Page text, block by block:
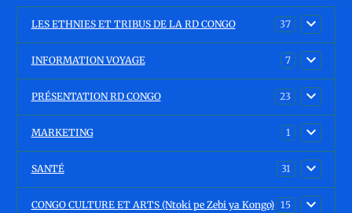
LES ETHNIES ET TRIBUS DE LA RD CONGO 37
INFORMATION VOYAGE 7
PRÉSENTATION RD CONGO 23
MARKETING 1
SANTÉ 31
CONGO CULTURE ET ARTS (Ntoki pe Zebi ya Kongo) 15